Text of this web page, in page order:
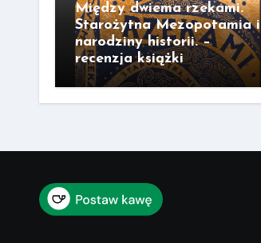
Między dwiema rzekami.
Starożytna Mezopotamia i
narodziny historii. –
recenzja książki